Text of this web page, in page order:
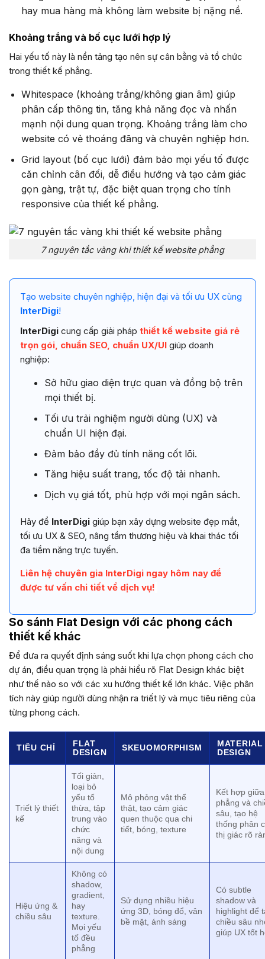
hay mua hàng mà không làm website bị nặng nề.
Khoảng trắng và bố cục lưới hợp lý
Hai yếu tố này là nền tảng tạo nên sự cân bằng và tổ chức
trong thiết kế phẳng.
Whitespace (khoảng trắng/không gian âm) giúp
phân cấp thông tin, tăng khả năng đọc và nhấn
mạnh nội dung quan trọng. Khoảng trắng làm cho
website có vẻ thoáng đãng và chuyên nghiệp hơn.
Grid layout (bố cục lưới) đảm bảo mọi yếu tố được
căn chỉnh cân đối, dễ điều hướng và tạo cảm giác
gọn gàng, trật tự, đặc biệt quan trọng cho tính
responsive của thiết kế phẳng.
7 nguyên tắc vàng khi thiết kế website phẳng
Tạo website chuyên nghiệp, hiện đại và tối ưu UX cùng
InterDigi!
InterDigi cung cấp giải pháp thiết kế website giá rẻ
trọn gói, chuẩn SEO, chuẩn UX/UI giúp doanh
nghiệp:
Sở hữu giao diện trực quan và đồng bộ trên
mọi thiết bị.
Tối ưu trải nghiệm người dùng (UX) và
chuẩn UI hiện đại.
Đảm bảo đầy đủ tính năng cốt lõi.
Tăng hiệu suất trang, tốc độ tải nhanh.
Dịch vụ giá tốt, phù hợp với mọi ngân sách.
Hãy để InterDigi giúp bạn xây dựng website đẹp mắt,
tối ưu UX & SEO, nâng tầm thương hiệu và khai thác tối
đa tiềm năng trực tuyến.
Liên hệ chuyên gia InterDigi ngay hôm nay để
được tư vấn chi tiết về dịch vụ!
So sánh Flat Design với các phong cách
thiết kế khác
Để đưa ra quyết định sáng suốt khi lựa chọn phong cách cho
dự án, điều quan trọng là phải hiểu rõ Flat Design khác biệt
như thế nào so với các xu hướng thiết kế lớn khác. Việc phân
tích này giúp người dùng nhận ra triết lý và mục tiêu riêng của
từng phong cách.
TIÊU CHÍ
FLAT
DESIGN
SKEUOMORPHISM
MATERIAL
DESIGN
Triết lý thiết
kế
Tối giản,
loại bỏ
yếu tố
thừa, tập
trung vào
chức
năng và
nội dung
Mô phỏng vật thể
thật, tạo cảm giác
quen thuộc qua chi
tiết, bóng, texture
Kết hợp giữa
phẳng và
sâu, tạo hệ
thống phân
thị giác rõ
Hiệu ứng &
chiều sâu
Không có
shadow,
gradient,
hay
texture.
Mọi yếu
tố đều
phẳng
Sử dụng nhiều hiệu
ứng 3D, bóng đổ, vân
bề mặt, ánh sáng
Có subtle
shadow và
highlight để
chiều sâu
giúp UX tốt